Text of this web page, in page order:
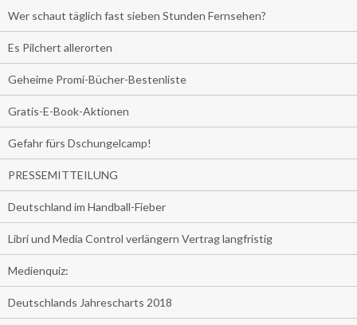
Wer schaut täglich fast sieben Stunden Fernsehen?
Es Pilchert allerorten
Geheime Promi-Bücher-Bestenliste
Gratis-E-Book-Aktionen
Gefahr fürs Dschungelcamp!
PRESSEMITTEILUNG
Deutschland im Handball-Fieber
Libri und Media Control verlängern Vertrag langfristig
Medienquiz:
Deutschlands Jahrescharts 2018